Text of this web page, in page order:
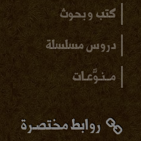
كتب و بحوث
دروس مسلسلة
مــنـوَّعـات
روابط مختصـرة